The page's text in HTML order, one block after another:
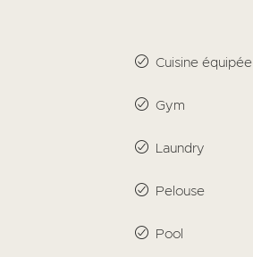
Cuisine équipée
Gym
Laundry
Pelouse
Pool